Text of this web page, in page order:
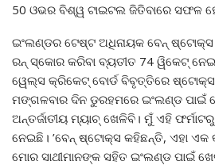
50 ଓଭର ବିଶ୍ୱ ଟାଇଟଲ ଜିତିବାରେ ସଫଳ
ଇଂଲଣ୍ଡର ଟେଷ୍ଟ ଅଧିନାୟକ ବେନ୍
ରନ୍ ସ୍କୋର କରିବା ବ୍ୟତୀତ 74 ୱିକେଟ୍
ୱେଲ୍ସ କ୍ରିକେଟ୍ ବୋର୍ଡ ବିବୃତ୍ତିରେ
ମଙ୍ଗଳବାର ଦିନ ଡୁରହମରେ ଇଂଲଣ୍ଡ ପାଇଁ
ଅନ୍ତର୍ଜାତୀୟ ମ୍ୟାଚ୍ ଖେଳିବି। ମୁଁ ଏହି
ନେଇଛି। ’ବେନ୍ ଷ୍ଟୋକ୍ସ କହିଛନ୍ତି, ଏହା
ମୋର ସାଥୀମାନଙ୍କ ସହିତ ଇଂଲଣ୍ଡ ପାଇଁ